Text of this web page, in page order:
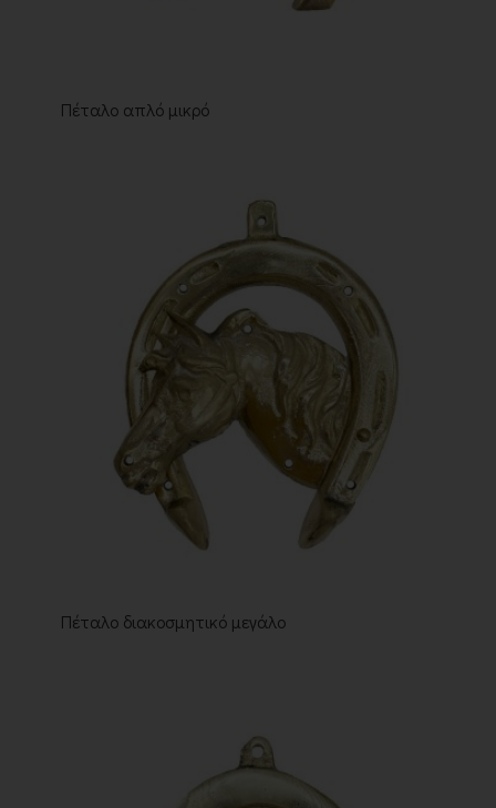
Πέταλο απλό μικρό
Πέταλο διακοσμητικό μεγάλο